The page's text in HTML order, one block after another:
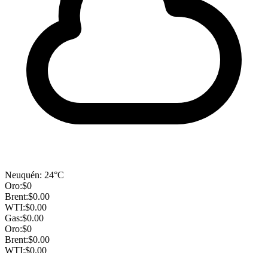
Neuquén: 24°C
Oro:$0
Brent:$0.00
WTI:$0.00
Gas:$0.00
Oro:$0
Brent:$0.00
WTI:$0.00